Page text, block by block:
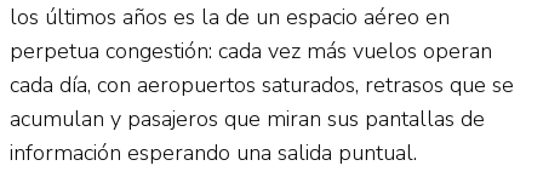
los últimos años es la de un espacio aéreo en
perpetua congestión: cada vez más vuelos operan
cada día, con aeropuertos saturados, retrasos que se
acumulan y pasajeros que miran sus pantallas de
información esperando una salida puntual.